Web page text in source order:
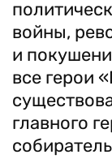
войны,
и
все герои
главного